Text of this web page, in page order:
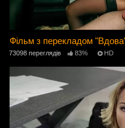
Фільм з перекладом
73098 переглядів 83% HD